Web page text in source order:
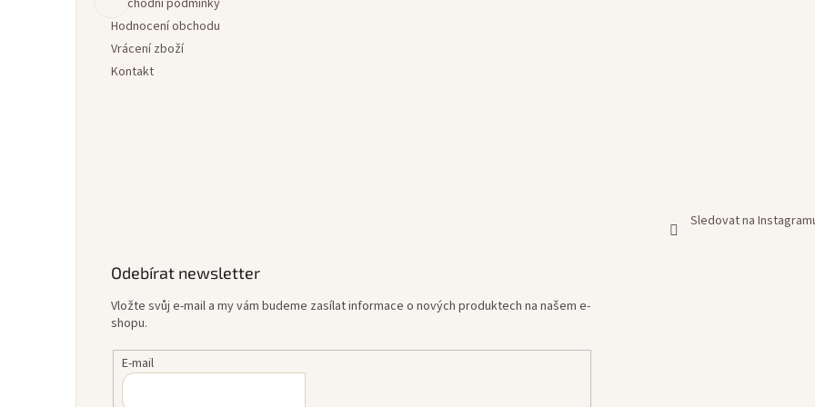
Hodnocení obchodu
Vrácení zboží
Kontakt
Sledovat na
Odebírat newsletter
Vložte svůj e-mail a my vám budeme zasílat informace o nových produktech na našem e-
shopu.
E-mail